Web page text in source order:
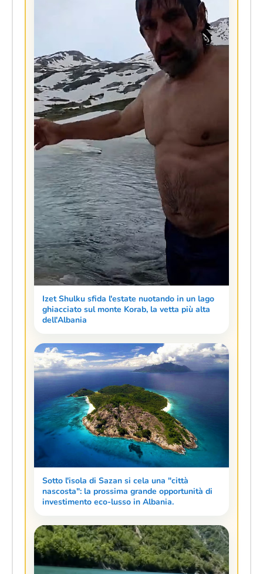
Izet Shulku sfida l'estate nuotando in un lago
ghiacciato sul monte Korab, la vetta più alta
dell'Albania
Sotto l'isola di Sazan si cela una "città
nascosta": la prossima grande opportunità di
investimento eco-lusso in Albania.